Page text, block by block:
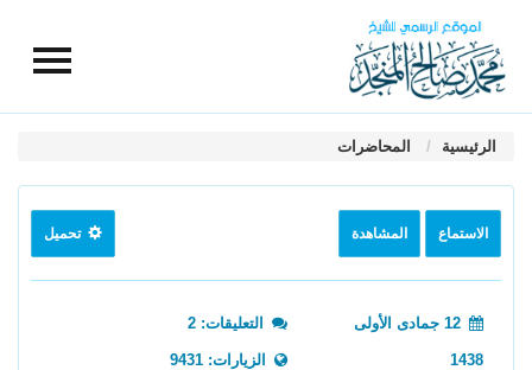
الرئيسية المحاضرات
الاستماع المشاهدة تحميل
12 جمادى الأولى
1438
التعليقات: 2
الزيارات: 9431